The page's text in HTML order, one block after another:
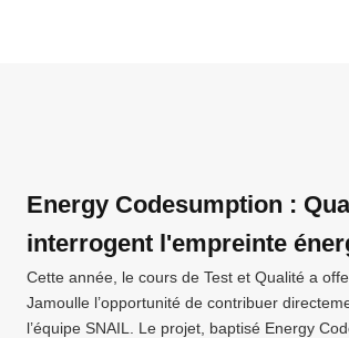
Energy Codesumption :
interrogent l'empreinte
Cette année, le cours de Test et Qualité a
Jamoulle l’opportunité de contribuer
l’équipe SNAIL. Le projet, baptisé Energy